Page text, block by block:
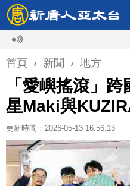
首頁 › 新聞 › 地方
「愛嶼搖滾」
星Maki與
更新時間：2026-05-13 16:56:13